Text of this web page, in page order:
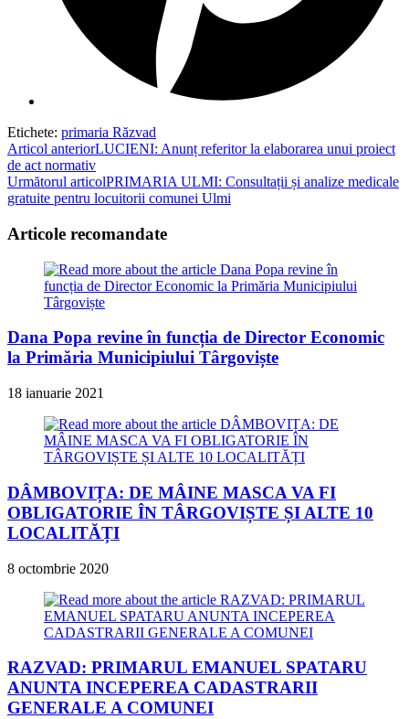
Etichete: primaria Răzvad
Read
more
articles
Articol anteriorLUCIENI: Anunț referitor la elaborarea unui proiect
de act normativ
Următorul articolPRIMARIA ULMI: Consultații și analize medicale
gratuite pentru locuitorii comunei Ulmi
Articole recomandate
Dana Popa revine în funcția de Director Economic
la Primăria Municipiului Târgoviște
18 ianuarie 2021
DÂMBOVIȚA: DE MÂINE MASCA VA FI
OBLIGATORIE ÎN TÂRGOVIȘTE ȘI ALTE 10
LOCALITĂȚI
8 octombrie 2020
RAZVAD: PRIMARUL EMANUEL SPATARU
ANUNTA INCEPEREA CADASTRARII
GENERALE A COMUNEI